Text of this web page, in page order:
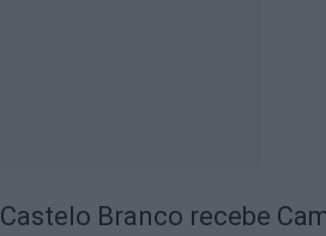
Castelo Branco recebe